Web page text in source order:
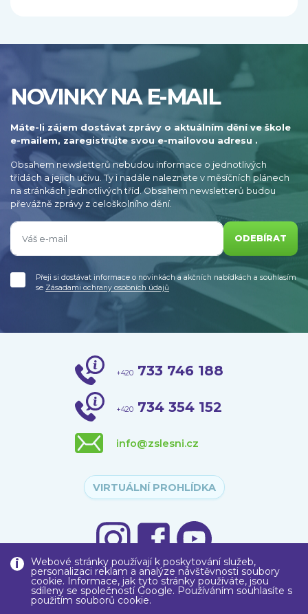
Webové stránky používají k poskytování služeb,
personalizaci reklam a analýze návštěvnosti soubory
cookie. Informace, jak tyto stránky používáte, jsou
sdíleny se společností Google. Používáním souhlasíte s
použitím souborů cookie.
NOVINKY NA E-MAIL
Máte-li zájem dostávat zprávy o aktuálním dění ve škole
e-mailem, zaregistrujte svou e-mailovou adresu .
Obsahem newsletterů nebudou informace o jednotlivých
třídách a jejich učivu. Ty i nadále naleznete v měsíčních plánech
na stránkách jednotlivých tříd. Obsahem newsletterů budou
převážně zprávy z celoškolního dění.
ODEBÍRAT
Přeji si dostávat informace o novinkách a akčních nabídkách a souhlasím
se Zásadami ochrany osobních údajů
+420 733 746 188
+420 734 354 152
info@zslesni.cz
VIRTUÁLNÍ PROHLÍDKA